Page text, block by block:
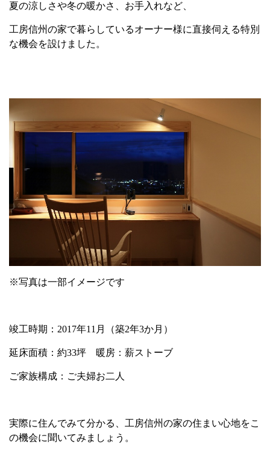
夏の涼しさや冬の暖かさ、お手入れなど、
工房信州の家で暮らしているオーナー様に直接伺える特別
な機会を設けました。
※写真は一部イメージです
竣工時期：2017年11月（築2年3か月）
延床面積：約33坪 暖房：薪ストーブ
ご家族構成：ご夫婦お二人
実際に住んでみて分かる、工房信州の家の住まい心地をこ
の機会に聞いてみましょう。